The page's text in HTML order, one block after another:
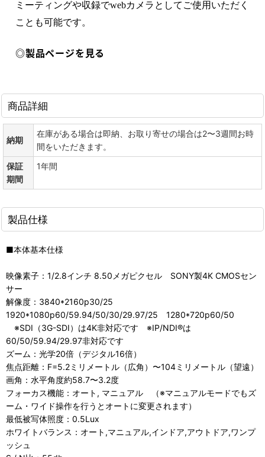
ミーティングや収録でwebカメラとしてご使用いただく
ことも可能です。
◎製品ページを見る
商品詳細
納期
在庫がある場合は即納、お取り寄せの場合は2〜3週間お時
間をいただきます。
保証
期間
1年間
製品仕様
■本体基本仕様
映像素子：1/2.8インチ 8.50メガピクセル SONY製4K CMOSセン
サー
解像度：3840*2160p30/25
1920*1080p60/59.94/50/30/29.97/25 1280*720p60/50
※SDI（3G-SDI）は4K非対応です ※IP/NDI®は
60/50/59.94/29.97非対応です
ズーム：光学20倍（デジタル16倍）
焦点距離：F=5.2ミリメートル（広角）〜104ミリメートル（望遠）
画角：水平角度約58.7〜3.2度
フォーカス機能：オート, マニュアル （※マニュアルモードでもズ
ーム・ワイド操作を行うとオートに変更されます）
最低被写体照度：0.5Lux
ホワイトバランス：オート,マニュアル,インドア,アウトドア,ワンプ
ッシュ